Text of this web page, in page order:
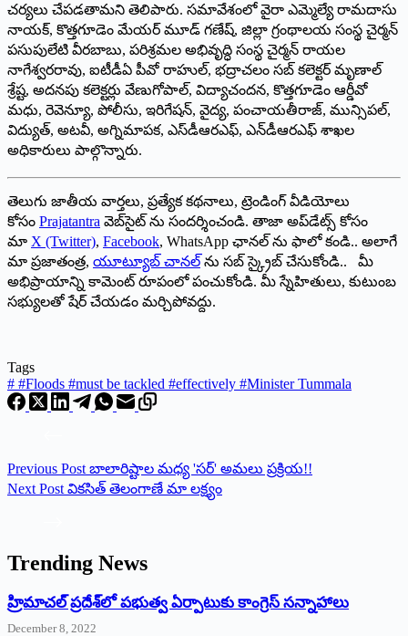
చర్యలు చేపడతామని తెలిపారు. సమావేశంలో వైరా ఎమ్మెల్యే రామదాసు
నాయక్, కొత్తగూడెం మేయర్ మూడ్ గణేష్, జిల్లా గ్రంథాలయ సంస్థ చైర్మన్
పసుపులేటి వీరబాబు, పరిశ్రమల అభివృద్ధి సంస్థ చైర్మన్ రాయల
నాగేశ్వరరావు, ఐటీడీఏ పీవో రాహుల్, భద్రాచలం సబ్ కలెక్టర్ మృణాల్
శ్రేష్ట, అదనపు కలెక్టర్లు వేణుగోపాల్, విద్యాచందన, కొత్తగూడెం ఆర్డీవో
మధు, రెవెన్యూ, పోలీసు, ఇరిగేషన్, వైద్య, పంచాయతీరాజ్, మున్సిపల్,
విద్యుత్, అటవీ, అగ్నిమాపక, ఎస్‌డీఆరఎఫ్, ఎన్‌డీఆరఎఫ్ శాఖల
అధికారులు పాల్గొన్నారు.
తెలుగు జాతీయ వార్తలు, ప్రత్యేక కథనాలు, ట్రెండింగ్ వీడియోలు
కోసం Prajatantra వెబ్‌సైట్ ను సందర్శించండి. తాజా అప్‌డేట్స్ కోసం
మా X (Twitter), Facebook, WhatsApp ఛానల్ ను ఫాలో కండి.. అలాగే
మా ప్రజాతంత్ర, యూట్యూబ్ చానల్ ను సబ్ స్క్రైబ్ చేసుకోండి.. మీ
అభిప్రాయాన్ని కామెంట్ రూపంలో పంచుకోండి. మీ స్నేహితులు, కుటుంబ
సభ్యులతో షేర్ చేయడం మర్చిపోవద్దు.
Tags
# #Floods #must be tackled #effectively #Minister Tummala
Previous Post బాలారిష్టాల మ‌ధ్య 'స‌ర్' అమ‌లు ప్ర‌క్రియ‌!!
Next Post వికసిత్ తెలంగాణే మా లక్ష్యం
Trending News
‌హ్రిమాచల్‌ ‌ప్రదేశ్‌లో పభుత్వ ఏర్పాటుకు కాంగ్రెస్‌ ‌సన్నాహాలు
December 8, 2022